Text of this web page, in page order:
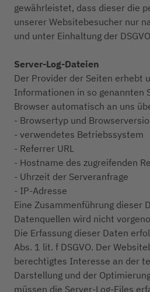
gewährleistet, dass dieser die
unserer Websitebesucher nur
und unter Einhaltung der
Server-Log-Dateien
Der Provider der Seiten erhebt
Informationen in so genannten
Browser automatisch an uns
- Browsertyp und
- verwendetes Betriebssystem
- Referrer URL
- Hostname des zugreifenden
- Uhrzeit der Serveranfrage
- IP-Adresse
Eine Zusammenführung dieser
Datenquellen wird nicht
Die Erfassung dieser Daten
Abs. 1 lit. f DSGVO. Der
berechtigtes Interesse an der
Darstellung und der
müssen die Server-Log-Files